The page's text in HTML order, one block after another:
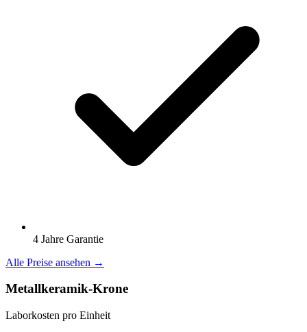
4 Jahre Garantie
Alle Preise ansehen →
Metallkeramik-Krone
Laborkosten pro Einheit